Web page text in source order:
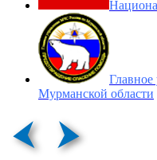
Мурманской области